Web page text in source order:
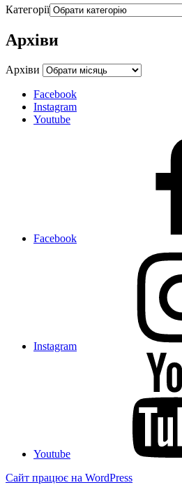
Категорії
Архіви
Архіви
Facebook
Instagram
Youtube
Facebook
Instagram
Youtube
Сайт працює на WordPress